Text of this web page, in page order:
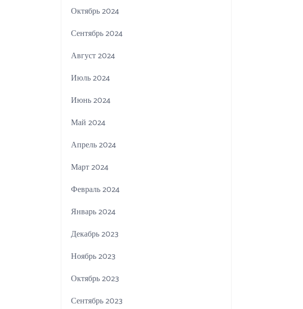
Октябрь 2024
Сентябрь 2024
Август 2024
Июль 2024
Июнь 2024
Май 2024
Апрель 2024
Март 2024
Февраль 2024
Январь 2024
Декабрь 2023
Ноябрь 2023
Октябрь 2023
Сентябрь 2023